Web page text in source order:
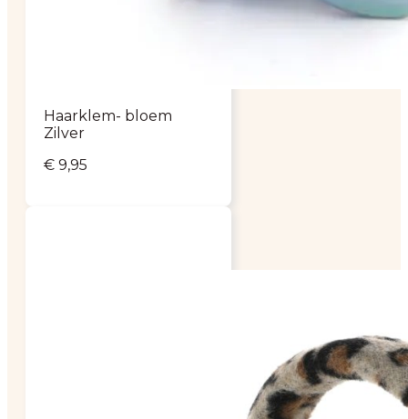
Haarklem- bloem
Zilver
€ 9,95